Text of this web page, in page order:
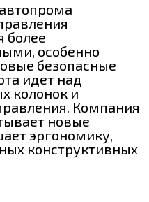
более
особенно
безопасные
идет над
колонок и
Компания
новые
эргономику,
конструктивных